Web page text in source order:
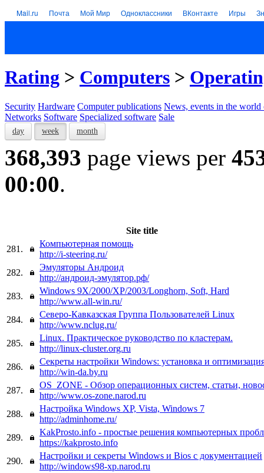
Mail.ru Почта Мой Мир Одноклассники ВКонтакте Игры
Rating > Computers >
Security Hardware Computer publications News, events in the world
Networks Software Specialized software Sale
day week month
368,393 page views per
00:00.
Site title
281.
Компьютерная помощь
http://i-steering.ru/
282.
Эмуляторы Андроид
http://андроид-эмулятор.рф/
283.
Windows 9X/2000/XP/2003/Longhorn, Soft, Hard
http://www.all-win.ru/
284.
Северо-Кавказская Группа Пользователей Linux
http://www.nclug.ru/
285.
Linux. Практическое руководство по кластерам.
http://linux-cluster.org.ru
286.
Секреты настройки Windows: установка и
http://win-da.by.ru
287.
OS_ZONE - Обзор операционных систем, статьи,
http://www.os-zone.narod.ru
288.
Настройка Windows XP, Vista, Windows 7
http://adminhome.ru/
289.
KakProsto.info - простые решения компьютерных
https://kakprosto.info
290.
Настройки и секреты Windows и Bios с документацией
http://windows98-xp.narod.ru